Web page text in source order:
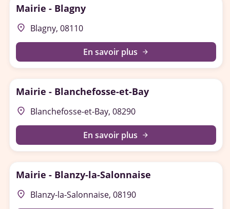
Mairie - Blagny
place Blagny, 08110
En savoir plus arrow_forward
Mairie - Blanchefosse-et-Bay
place Blanchefosse-et-Bay, 08290
En savoir plus arrow_forward
Mairie - Blanzy-la-Salonnaise
place Blanzy-la-Salonnaise, 08190